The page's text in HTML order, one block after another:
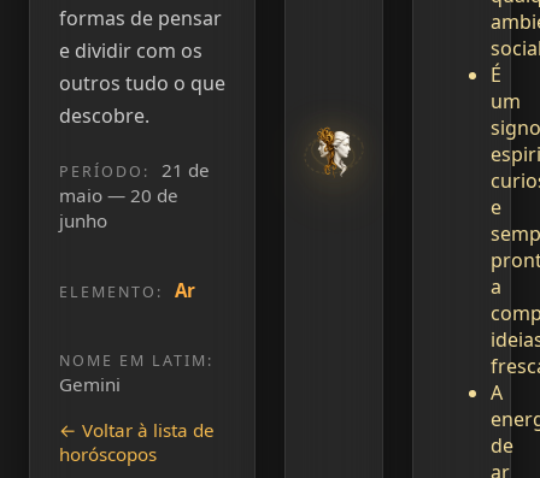
formas de pensar
e dividir com os
outros tudo o que
descobre.
PERÍODO:
21 de
maio — 20 de
junho
ELEMENTO: Ar
NOME EM LATIM:
Gemini
← Voltar à lista de
horóscopos
É
um
signo
e
a
A
de
ar